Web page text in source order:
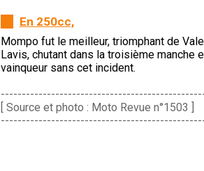
En 250cc,
Mompo fut le meilleur, triomphant de
Lavis, chutant dans la troisième manche
vainqueur sans cet incident.
[ Source et photo : Moto Revue n°1503 ]